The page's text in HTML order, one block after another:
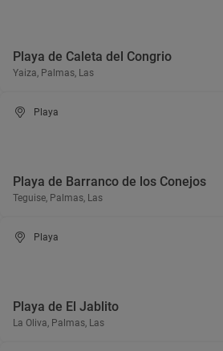
Playa de Caleta del Congrio
Yaiza, Palmas, Las
Playa
Playa de Barranco de los Conejos
Teguise, Palmas, Las
Playa
Playa de El Jablito
La Oliva, Palmas, Las